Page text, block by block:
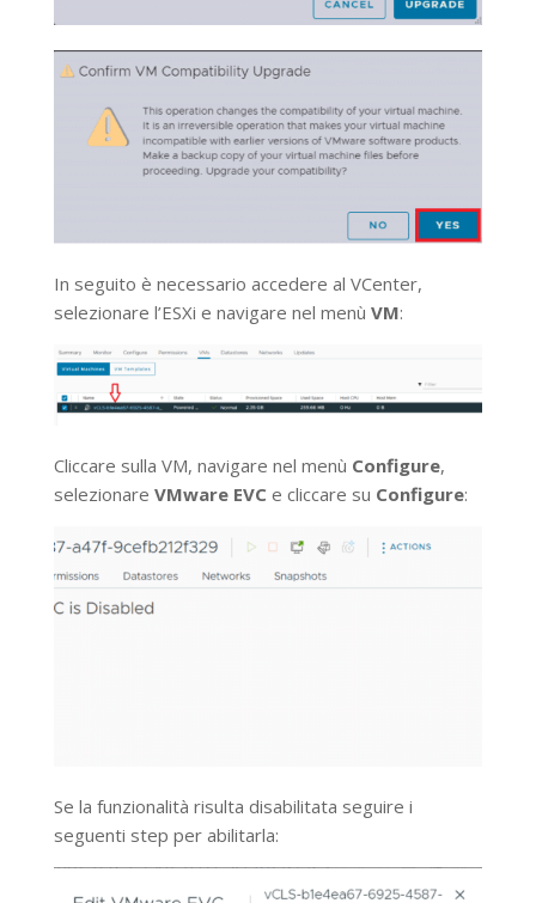
In seguito è necessario accedere al VCenter,
selezionare l’ESXi e navigare nel menù VM:
Cliccare sulla VM, navigare nel menù Configure,
selezionare VMware EVC e cliccare su Configure:
Se la funzionalità risulta disabilitata seguire i
seguenti step per abilitarla: